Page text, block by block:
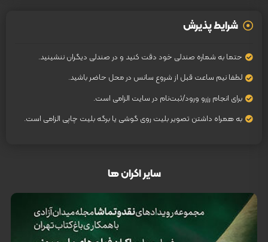
شرایط پذیرش
حتما به شماره صندلی خود دقت کنید و در صندلی دیگران ننشینید.
لطفا نیم ساعت قبل از شروع سانس در محل حاضر باشید.
برای انجام رزرو ورود/ثبت‌نام در سایت الزامی است.
به همراه داشتن تصویر بلیت روی گوشی یا برگه بلیت چاپی الزامی است.
سایر اکران ها